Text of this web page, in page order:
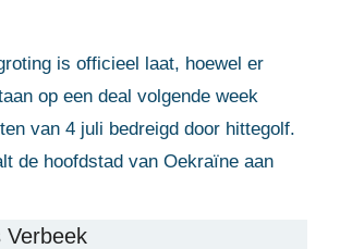
is officieel laat, hoewel er
​​op een deal volgende week
van 4 juli bedreigd door hittegolf.
de hoofdstad van Oekraïne aan
Verbeek